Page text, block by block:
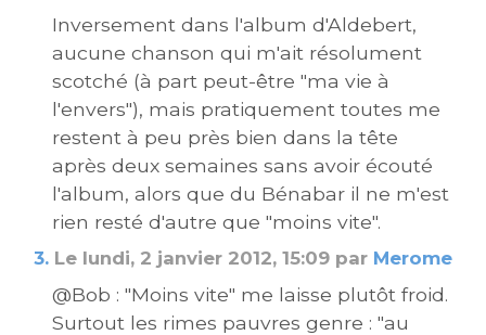
Inversement dans l'album d'Aldebert,
aucune chanson qui m'ait résolument
scotché (à part peut-être "ma vie à
l'envers"), mais pratiquement toutes me
restent à peu près bien dans la tête
après deux semaines sans avoir écouté
l'album, alors que du Bénabar il ne m'est
rien resté d'autre que "moins vite".
3.Le lundi, 2 janvier 2012, 15:09 par Merome
@Bob : "Moins vite" me laisse plutôt froid.
Surtout les rimes pauvres genre : "au